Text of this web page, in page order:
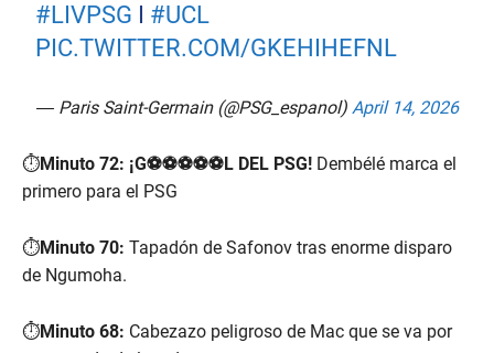
#LIVPSG I #UCL
PIC.TWITTER.COM/GKEHIHEFNL
— Paris Saint-Germain (@PSG_espanol) April 14, 2026
⏱️Minuto 72: ¡G⚽⚽⚽⚽⚽L DEL PSG! Dembélé marca el
primero para el PSG
⏱️Minuto 70: Tapadón de Safonov tras enorme disparo
de Ngumoha.
⏱️Minuto 68: Cabezazo peligroso de Mac que se va por